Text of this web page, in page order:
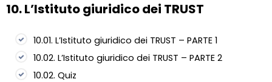
10. L’Istituto giuridico dei TRUST
10.01. L’Istituto giuridico dei TRUST – PARTE 1
10.02. L’Istituto giuridico dei TRUST – PARTE 2
10.02. Quiz